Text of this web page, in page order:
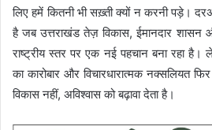
लिए हमें कितनी भी सख़्ती क्यों न करनी पड़े।
है जब उत्तराखंड तेज़ विकास, ईमानदार शासन
राष्ट्रीय स्तर पर एक नई पहचान बना रहा
का कारोबार और विचारधारात्मक नक्सलियत
विकास नहीं, अविश्वास को बढ़ावा देता है।